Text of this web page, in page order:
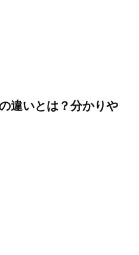
違いとは？分かりや